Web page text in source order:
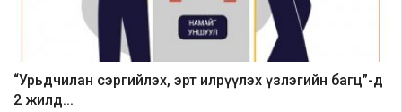
“Урьдчилан сэргийлэх, эрт илрүүлэх үзлэгийн багц”-д
2 жилд...